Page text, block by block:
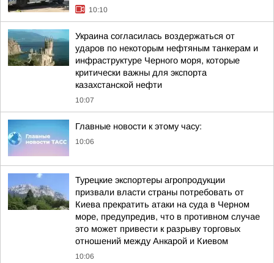
10:10
Украина согласилась воздержаться от
ударов по некоторым нефтяным танкерам и
инфраструктуре Черного моря, которые
критически важны для экспорта
казахстанской нефти
10:07
Главные новости к этому часу:
10:06
Турецкие экспортеры агропродукции
призвали власти страны потребовать от
Киева прекратить атаки на суда в Черном
море, предупредив, что в противном случае
это может привести к разрыву торговых
отношений между Анкарой и Киевом
10:06